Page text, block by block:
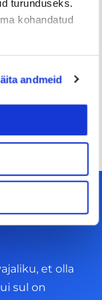
turunduseks.
kohandatud
andmeid
et olla
sul on